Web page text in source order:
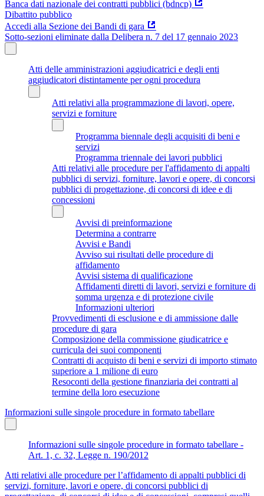
Banca dati nazionale dei contratti pubblici (bdncp)
Dibattito pubblico
Accedi alla Sezione dei Bandi di gara
Sotto-sezioni eliminate dalla Delibera n. 7 del 17 gennaio 2023
Atti delle amministrazioni aggiudicatrici e degli enti
aggiudicatori distintamente per ogni procedura
Atti relativi alla programmazione di lavori, opere,
servizi e forniture
Programma biennale degli acquisiti di beni e
servizi
Programma triennale dei lavori pubblici
Atti relativi alle procedure per l'affidamento di appalti
pubblici di servizi, forniture, lavori e opere, di concorsi
pubblici di progettazione, di concorsi di idee e di
concessioni
Avvisi di preinformazione
Determina a contrarre
Avvisi e Bandi
Avviso sui risultati delle procedure di
affidamento
Avvisi sistema di qualificazione
Affidamenti diretti di lavori, servizi e forniture di
somma urgenza e di protezione civile
Informazioni ulteriori
Provvedimenti di esclusione e di ammissione dalle
procedure di gara
Composizione della commissione giudicatrice e
curricula dei suoi componenti
Contratti di acquisto di beni e servizi di importo stimato
superiore a 1 milione di euro
Resoconti della gestione finanziaria dei contratti al
termine della loro esecuzione
Informazioni sulle singole procedure in formato tabellare
Informazioni sulle singole procedure in formato tabellare -
Art. 1, c. 32, Legge n. 190/2012
Atti relativi alle procedure per l’affidamento di appalti pubblici di
servizi, forniture, lavori e opere, di concorsi pubblici di